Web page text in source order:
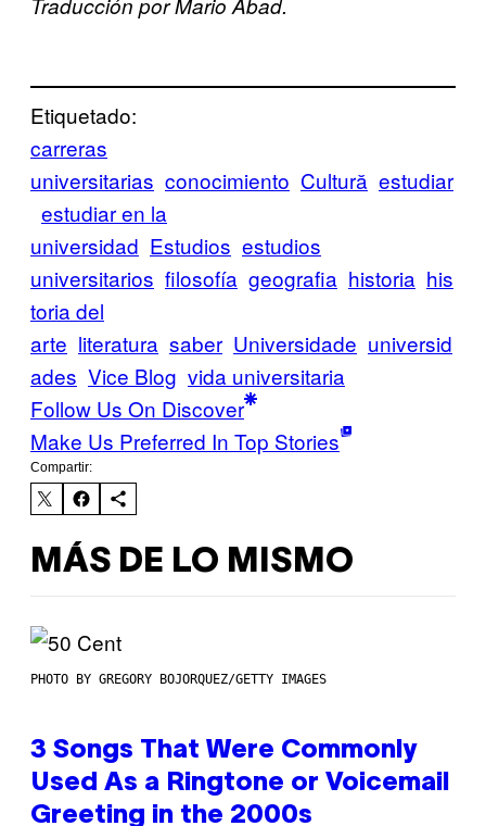
Etiquetado:
carreras
universitarias conocimiento Cultură estudiar
estudiar en la
universidad Estudios estudios
universitarios filosofía geografia historia his
toria del
arte literatura saber Universidade universid
ades Vice Blog vida universitaria
Follow Us On Discover
Make Us Preferred In Top Stories
Compartir:
MÁS DE LO MISMO
PHOTO BY GREGORY BOJORQUEZ/GETTY IMAGES
3 Songs That Were Commonly
Used As a Ringtone or Voicemail
Greeting in the 2000s